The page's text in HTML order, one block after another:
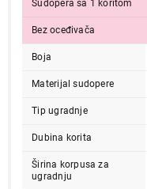
Sudopera sa 1 koritom
Bez oceđivača
Boja
Materijal sudopere
Tip ugradnje
Dubina korita
Širina korpusa za
ugradnju